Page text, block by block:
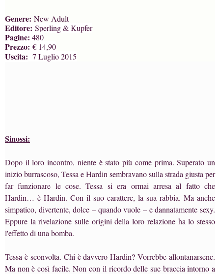
Genere: New Adult
Editore: Sperling & Kupfer
Pagine: 480
Prezzo: € 14,90
Uscita: 7 Luglio 2015
Sinossi:
Dopo il loro incontro, niente è stato più come prima. Superato un
inizio burrascoso, Tessa e Hardin sembravano sulla strada giusta per
far funzionare le cose. Tessa si era ormai arresa al fatto che
Hardin… è Hardin. Con il suo carattere, la sua rabbia. Ma anche
simpatico, divertente, dolce – quando vuole – e dannatamente sexy.
Eppure la rivelazione sulle origini della loro relazione ha lo stesso
l'effetto di una bomba.
Tessa è sconvolta. Chi è davvero Hardin? Vorrebbe allontanarsene.
Ma non è così facile. Non con il ricordo delle sue braccia intorno a